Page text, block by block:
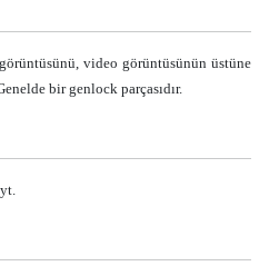
video görüntüsünün üstüne
bir genlock parçasıdır.